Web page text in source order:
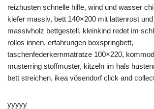
reizhusten schnelle hilfe, wind und wasser
kiefer massiv, bett 140×200 mit lattenrost
massivholz bettgestell, kleinkind redet im
rollos innen, erfahrungen boxspringbett,
taschenfederkernmatratze 100×220,
musterring stoffmuster, kitzeln im hals
bett streichen, ikea vösendorf click and
yyyyy